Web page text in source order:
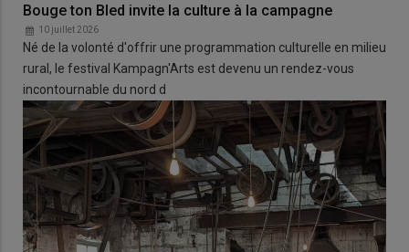
Bouge ton Bled invite la culture à la campagne
10 juillet 2026
Né de la volonté d'offrir une programmation culturelle en milieu
rural, le festival Kampagn'Arts est devenu un rendez-vous
incontournable du nord d